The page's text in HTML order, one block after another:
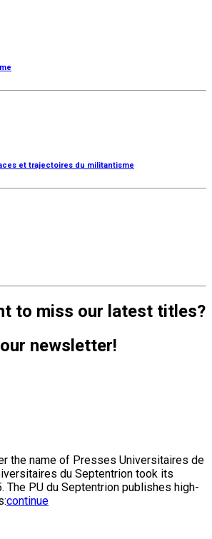
et trajectoires du militantisme
to miss our latest titles?
newsletter!
the name of Presses Universitaires de
du Septentrion took its
The PU du Septentrion publishes high-
continue